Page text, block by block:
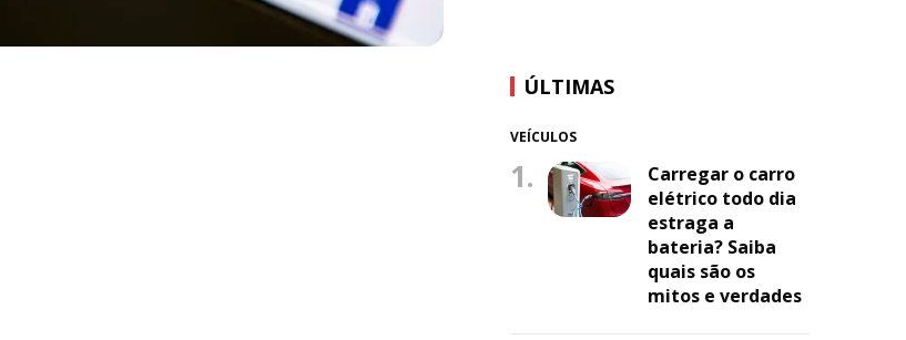
ÚLTIMAS
VEÍCULOS
1.
Carregar o carro
elétrico todo dia
estraga a
bateria? Saiba
quais são os
mitos e verdades